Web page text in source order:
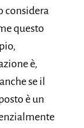
considera
questo
è,
se il
è un